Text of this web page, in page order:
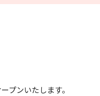
プンいたします。